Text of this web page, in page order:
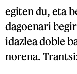
egiten du, eta
dagoenari
idazlea doble
norena.